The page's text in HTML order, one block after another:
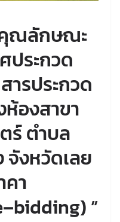
คุณลักษณะ
ประกวด
ารประกวด
ห้องสาขา
ร์ ตำบล
จังหวัดเลย
คา
”